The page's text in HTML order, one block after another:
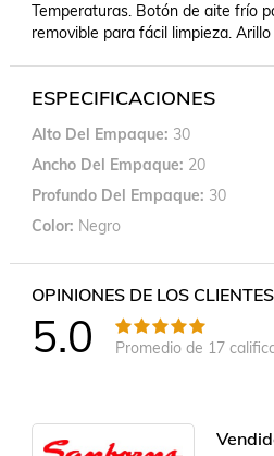
Temperaturas. Botón de aite frío
removible para fácil limpieza.
ESPECIFICACIONES
Alto Del Empaque 30
Ancho Del Empaque 20
Profundo Del Empaque 30
Color Negro
OPINIONES DE LOS CLIENTES
5.0 Promedio de 17